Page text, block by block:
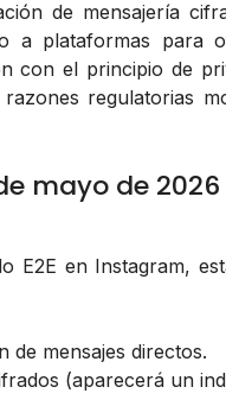
de mensajería
a plataformas para
con el principio de
regulatorias
mayo de 2026
E2E en Instagram,
de mensajes directos.
(aparecerá un